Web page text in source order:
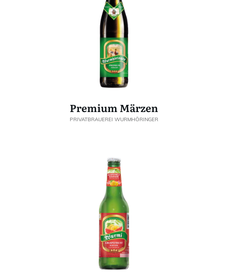
Premium Märzen
PRIVATBRAUEREI WURMHÖRINGER